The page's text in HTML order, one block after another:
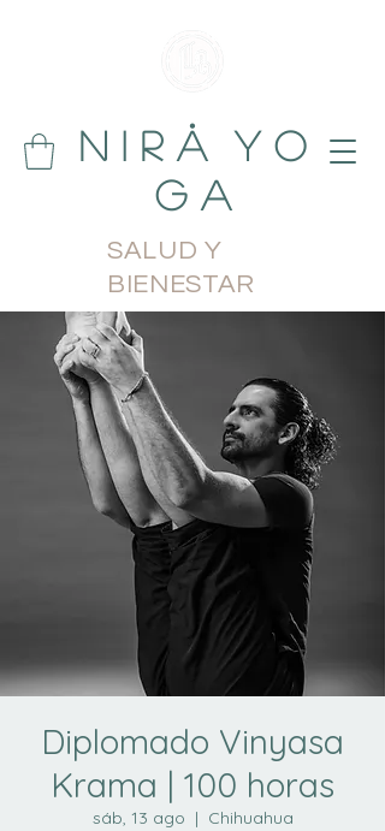
N i r å Y o
g a
SALUD Y
BIENESTAR
Diplomado Vinyasa
Krama | 100 horas
sáb, 13 ago
  |
Chihuahua